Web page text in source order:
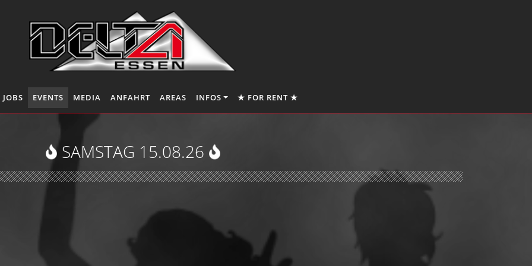
JOBS EVENTS MEDIA ANFAHRT AREAS INFOS ★ FOR RENT ★
SAMSTAG 15.08.26